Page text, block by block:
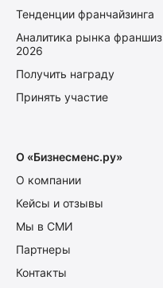
Тенденции франчайзинга
Аналитика рынка франшиз
2026
Получить награду
Принять участие
О «Бизнесменс.ру»
О компании
Кейсы и отзывы
Мы в СМИ
Партнеры
Контакты